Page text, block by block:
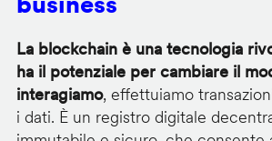
La blockchain è una tecnologia
ha il potenziale per cambiare il
interagiamo, effettuiamo
i dati. È un registro digitale